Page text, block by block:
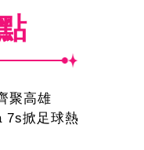
聚高雄
7s掀足球熱